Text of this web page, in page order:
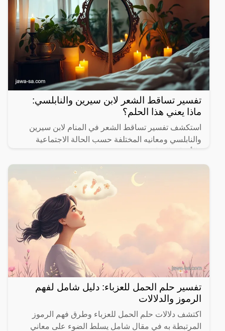
تفسير تساقط الشعر لابن سيرين والنابلسي:
ماذا يعني هذا الحلم؟
استكشف تفسير تساقط الشعر في المنام لابن سيرين
والنابلسي ومعانيه المختلفة حسب الحالة الاجتماعية
تفسير حلم الحمل للعزباء: دليل شامل لفهم
الرموز والدلالات
اكتشف دلالات حلم الحمل للعزباء وطرق فهم الرموز
المرتبطة به في مقال شامل يسلط الضوء على معاني